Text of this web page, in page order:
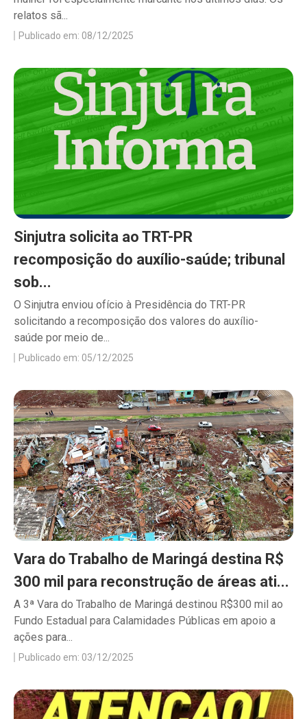
relatos sã...
Publicado em: 08/12/2025
Sinjutra solicita ao TRT-PR
recomposição do auxílio-saúde; tribunal
sob...
O Sinjutra enviou ofício à Presidência do TRT-PR
solicitando a recomposição dos valores do auxílio-
saúde por meio de...
Publicado em: 05/12/2025
Vara do Trabalho de Maringá destina R$
300 mil para reconstrução de áreas ati...
A 3ª Vara do Trabalho de Maringá destinou R$300 mil ao
Fundo Estadual para Calamidades Públicas em apoio a
ações para...
Publicado em: 03/12/2025